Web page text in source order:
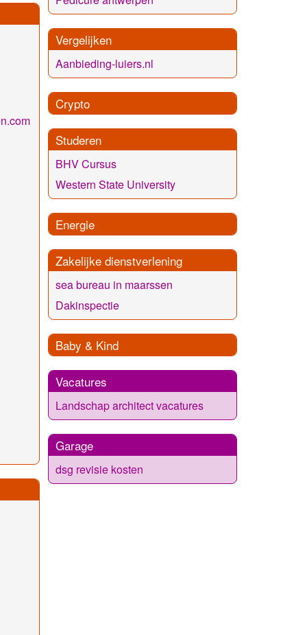
Vergelijken
Aanbieding-luiers.nl
Crypto
Studeren
BHV Cursus
Western State University
Energie
Zakelijke dienstverlening
sea bureau in maarssen
Dakinspectie
Baby & Kind
Vacatures
Landschap architect vacatures
Garage
dsg revisie kosten